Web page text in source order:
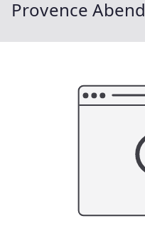
Provence Abend